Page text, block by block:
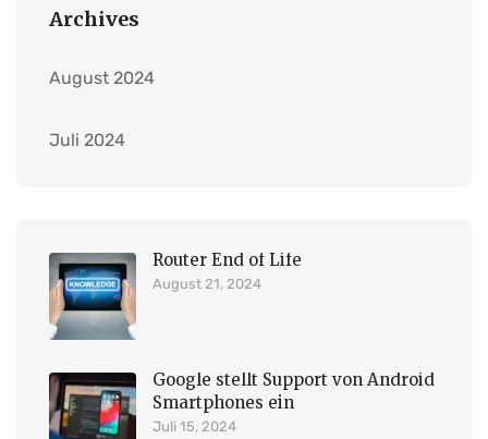
Archives
August 2024
Juli 2024
Router End of Life
August 21, 2024
Google stellt Support von Android
Smartphones ein
Juli 15, 2024